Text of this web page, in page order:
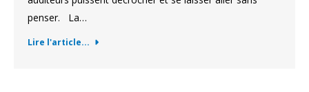
penser. La…
Lire l'article...